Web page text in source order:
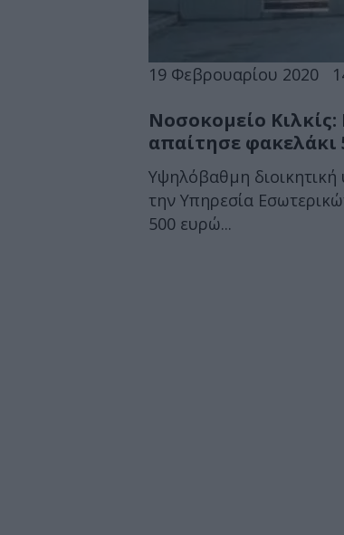
19 Φεβρουαρίου 2020
Νοσοκομείο
απαίτησε φακελάκι
Υψηλόβαθμη
την Υπηρεσία
500 ευρώ...